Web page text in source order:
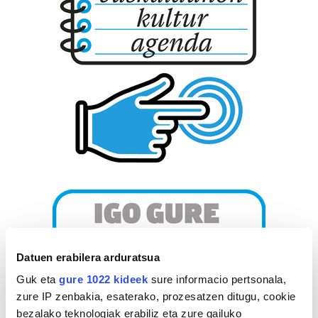
Datuen erabilera arduratsua
Guk eta gure 1022 kideek sure informacio pertsonala,
zure IP zenbakia, esaterako, prozesatzen ditugu, cookie
bezalako teknologiak erabiliz eta zure gailuko